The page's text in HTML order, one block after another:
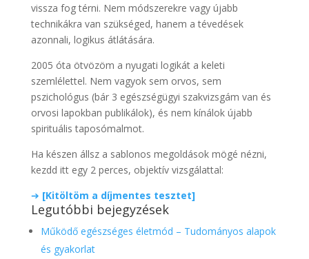
vissza fog térni. Nem módszerekre vagy újabb
technikákra van szükséged, hanem a tévedések
azonnali, logikus átlátására.
2005 óta ötvözöm a nyugati logikát a keleti
szemlélettel. Nem vagyok sem orvos, sem
pszichológus (bár 3 egészségügyi szakvizsgám van és
orvosi lapokban publikálok), és nem kínálok újabb
spirituális taposómalmot.
Ha készen állsz a sablonos megoldások mögé nézni,
kezdd itt egy 2 perces, objektív vizsgálattal:
➔ [Kitöltöm a díjmentes tesztet]
Legutóbbi bejegyzések
Működő egészséges életmód – Tudományos alapok
és gyakorlat